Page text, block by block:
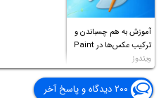
آموزش به هم چسباندن و
ترکیب عکس‌ها در Paint
ویندوز
۲۰۰ دیدگاه و پاسخ آخر